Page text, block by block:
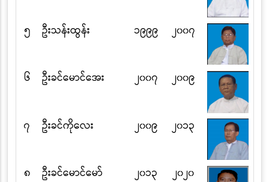
၅ ဦးသန်းထွန်း ၁၉၉၉ ၂၀၀၇
၆ ဦးခင်မောင်အေး ၂၀၀၇ ၂၀၀၉
၇ ဦးခင်ကိုလေး ၂၀၀၉ ၂၀၁၃
၈ ဦးခင်မောင်မော် ၂၀၁၃ ၂၀၂၀